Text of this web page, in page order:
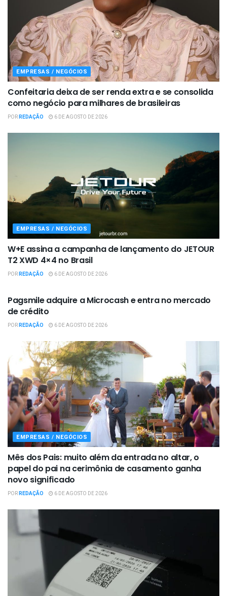
EMPRESAS / NEGÓCIOS
Confeitaria deixa de ser renda extra e se consolida
como negócio para milhares de brasileiras
PORREDAÇÃO 6 DE AGOSTO DE 2026
EMPRESAS / NEGÓCIOS
W+E assina a campanha de lançamento do JETOUR
T2 XWD 4×4 no Brasil
PORREDAÇÃO 6 DE AGOSTO DE 2026
Pagsmile adquire a Microcash e entra no mercado
de crédito
PORREDAÇÃO 6 DE AGOSTO DE 2026
EMPRESAS / NEGÓCIOS
Mês dos Pais: muito além da entrada no altar, o
papel do pai na cerimônia de casamento ganha
novo significado
PORREDAÇÃO 6 DE AGOSTO DE 2026